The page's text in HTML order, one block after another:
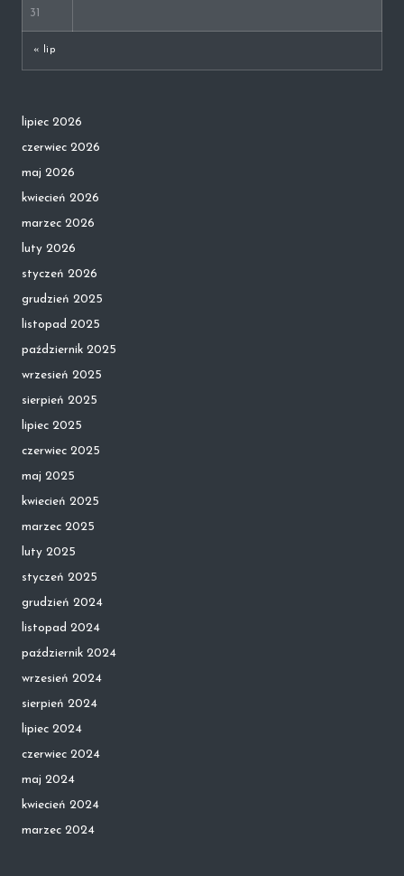
31
« lip
lipiec 2026
czerwiec 2026
maj 2026
kwiecień 2026
marzec 2026
luty 2026
styczeń 2026
grudzień 2025
listopad 2025
październik 2025
wrzesień 2025
sierpień 2025
lipiec 2025
czerwiec 2025
maj 2025
kwiecień 2025
marzec 2025
luty 2025
styczeń 2025
grudzień 2024
listopad 2024
październik 2024
wrzesień 2024
sierpień 2024
lipiec 2024
czerwiec 2024
maj 2024
kwiecień 2024
marzec 2024